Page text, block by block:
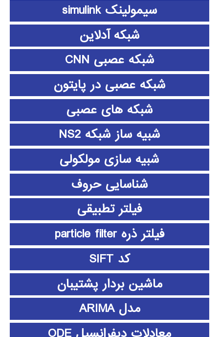
سیمولینک simulink
شبکه آدلاین
شبکه عصبی CNN
شبکه عصبی در پایتون
شبکه های عصبی
شبیه ساز شبکه NS2
شبیه سازی مولکولی
شناسایی حروف
فیلتر تطبیقی
فیلتر ذره particle filter
کد SIFT
ماشین بردار پشتیبان
مدل ARIMA